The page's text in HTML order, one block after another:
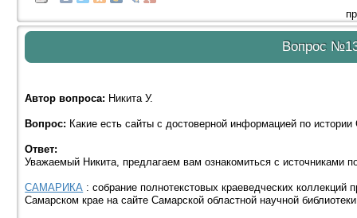
Вопрос
Автор вопроса: Никита У.
Вопрос: Какие есть сайты с достоверной информацией по истории
Ответ:
Уважаемый Никита, предлагаем вам ознакомиться с источниками
САМАРИКА : собрание полнотекстовых краеведческих
Самарском крае на сайте Самарской областной научной